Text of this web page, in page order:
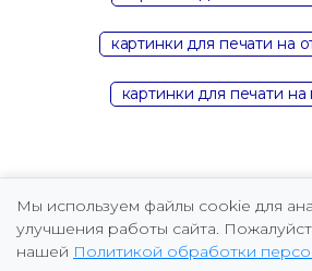
картинки для печати на
картинки для печати
Мы используем файлы cookie для
улучшения работы сайта.
нашей Политикой обработки